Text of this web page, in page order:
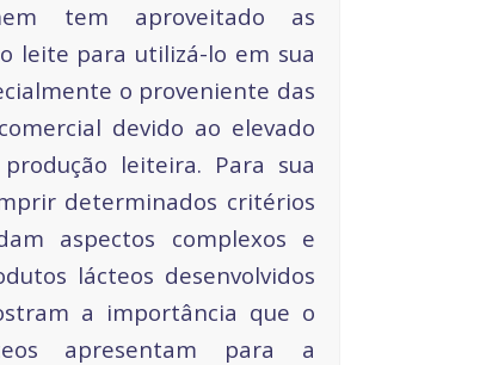
tem aproveitado as
leite para utilizá-lo em sua
o proveniente das
devido ao elevado
leiteira. Para sua
determinados critérios
aspectos complexos e
lácteos desenvolvidos
a importância que o
apresentam para a